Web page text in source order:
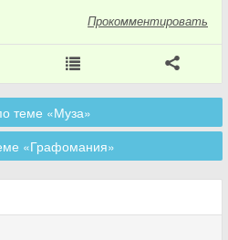
Прокомментировать
теме «Муза»
«Графомания»